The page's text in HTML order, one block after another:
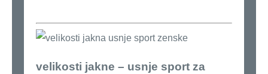
velikosti jakne – usnje sport za